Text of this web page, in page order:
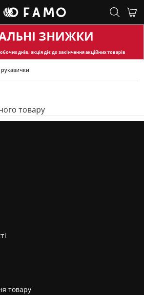
ЗНИЖКИ
днів, акція діє до закінчення акційних товарів
товару
товару